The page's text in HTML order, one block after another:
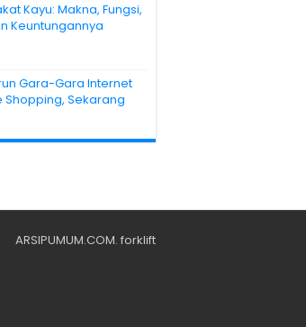
Kayu: Makna, Fungsi,
Keuntungannya
Gara-Gara Internet
Shopping, Sekarang
ARSIPUMUM.COM. forklift